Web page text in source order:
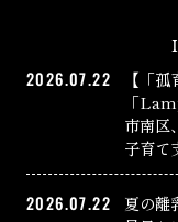
2026.07.22
【「
「
市南区
子育て
2026.07.22
夏の離